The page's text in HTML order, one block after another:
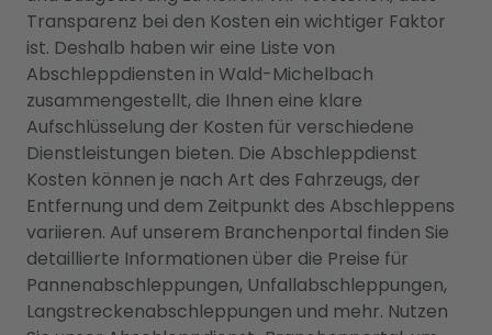
Transparenz bei den Kosten ein wichtiger Faktor
ist. Deshalb haben wir eine Liste von
Abschleppdiensten in Wald-Michelbach
zusammengestellt, die Ihnen eine klare
Aufschlüsselung der Kosten für verschiedene
Dienstleistungen bieten. Die Abschleppdienst
Kosten können je nach Art des Fahrzeugs, der
Entfernung und dem Zeitpunkt des Abschleppens
variieren. Auf unserem Branchenportal finden Sie
detaillierte Informationen über die Preise für
Pannenabschleppungen, Unfallabschleppungen,
Langstreckenabschleppungen und mehr. Nutzen